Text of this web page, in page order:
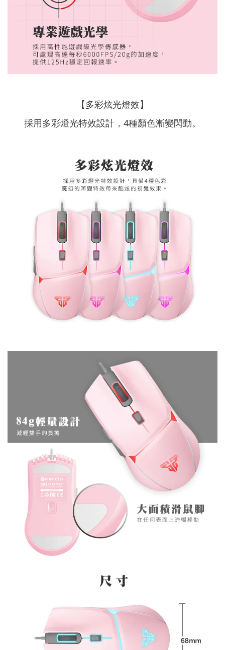
【多彩炫光燈效】
採用多彩燈光特效設計，4種顏色漸變閃動。